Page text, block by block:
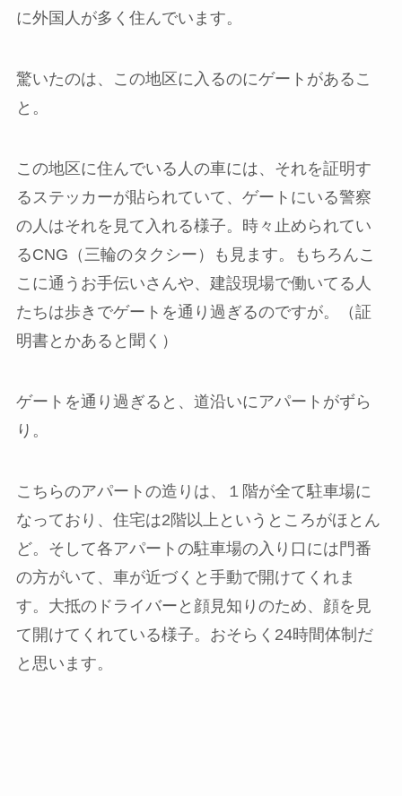
に外国人が多く住んでいます。
驚いたのは、この地区に入るのにゲートがあるこ
と。
この地区に住んでいる人の車には、それを証明す
るステッカーが貼られていて、ゲートにいる警察
の人はそれを見て入れる様子。時々止められてい
るCNG（三輪のタクシー）も見ます。もちろんこ
こに通うお手伝いさんや、建設現場で働いてる人
たちは歩きでゲートを通り過ぎるのですが。（証
明書とかあると聞く）
ゲートを通り過ぎると、道沿いにアパートがずら
り。
こちらのアパートの造りは、１階が全て駐車場に
なっており、住宅は2階以上というところがほとん
ど。そして各アパートの駐車場の入り口には門番
の方がいて、車が近づくと手動で開けてくれま
す。大抵のドライバーと顔見知りのため、顔を見
て開けてくれている様子。おそらく24時間体制だ
と思います。